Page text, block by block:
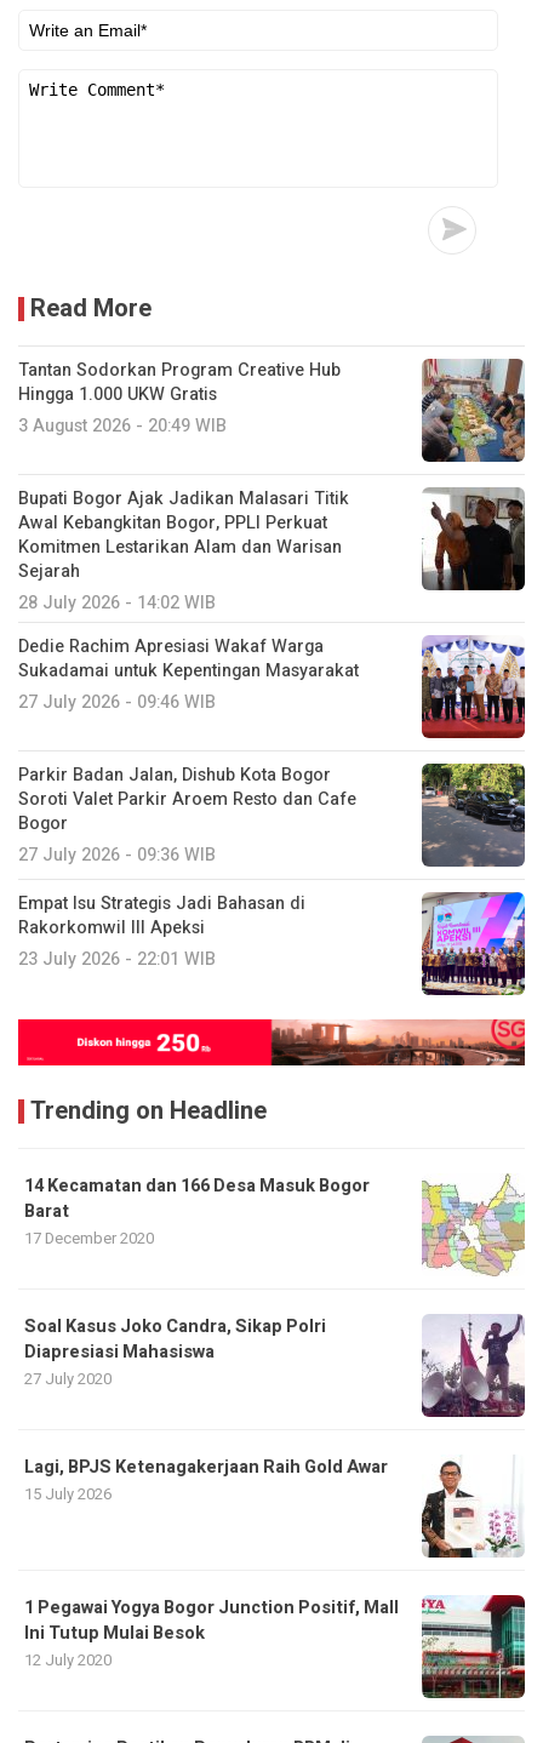
Read More
Tantan Sodorkan Program Creative Hub
Hingga 1.000 UKW Gratis
3 August 2026 - 20:49 WIB
Bupati Bogor Ajak Jadikan Malasari Titik
Awal Kebangkitan Bogor, PPLI Perkuat
Komitmen Lestarikan Alam dan Warisan
Sejarah
28 July 2026 - 14:02 WIB
Dedie Rachim Apresiasi Wakaf Warga
Sukadamai untuk Kepentingan Masyarakat
27 July 2026 - 09:46 WIB
Parkir Badan Jalan, Dishub Kota Bogor
Soroti Valet Parkir Aroem Resto dan Cafe
Bogor
27 July 2026 - 09:36 WIB
Empat Isu Strategis Jadi Bahasan di
Rakorkomwil III Apeksi
23 July 2026 - 22:01 WIB
Trending on Headline
14 Kecamatan dan 166 Desa Masuk Bogor
Barat
17 December 2020
Soal Kasus Joko Candra, Sikap Polri
Diapresiasi Mahasiswa
27 July 2020
Lagi, BPJS Ketenagakerjaan Raih Gold Awar
15 July 2026
1 Pegawai Yogya Bogor Junction Positif, Mall
Ini Tutup Mulai Besok
12 July 2020